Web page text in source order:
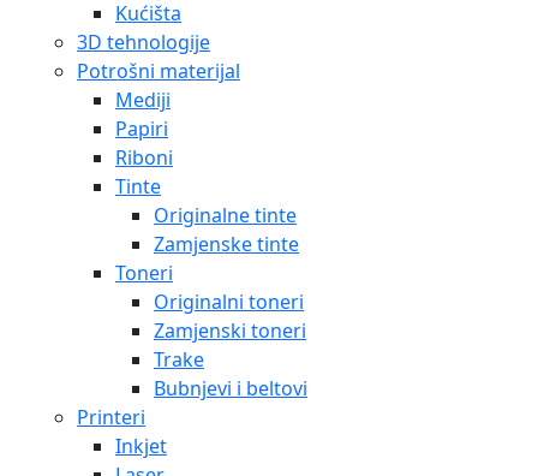
Kućišta
3D tehnologije
Potrošni materijal
Mediji
Papiri
Riboni
Tinte
Originalne tinte
Zamjenske tinte
Toneri
Originalni toneri
Zamjenski toneri
Trake
Bubnjevi i beltovi
Printeri
Inkjet